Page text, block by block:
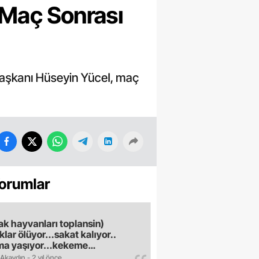
Sonrası
Hüseyin Yücel, maç
hayvanları toplansin)
ölüyor...sakat kalıyor..
yaşıyor...kekeme
sokağa çikilmiyor..dışkı